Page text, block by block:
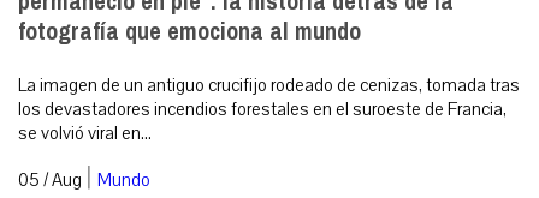
fotografía que emociona al mundo
La imagen de un antiguo crucifijo rodeado de cenizas, tomada tras
los devastadores incendios forestales en el suroeste de Francia,
se volvió viral en...
05 / Aug | Mundo